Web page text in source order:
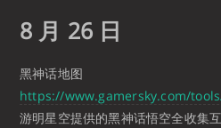
8 月 26 日
黑神话地图
https://www.gamersky.com/
游明星空提供的黑神话悟空全收集